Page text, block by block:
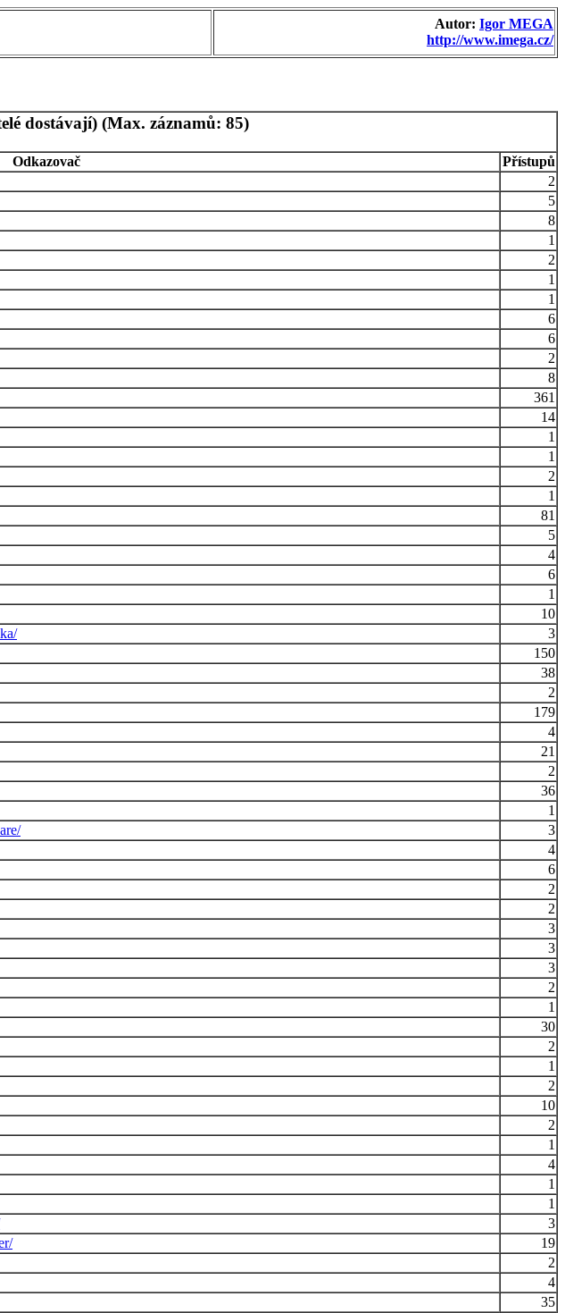
Autor: Igor MEGA
http://www.imega.cz/
dostávají) (Max. záznamů: 85)
Odkazovač
Přístupů
2
5
8
1
2
1
1
6
6
2
8
361
14
1
1
2
1
81
5
4
6
1
10
3
150
38
2
179
4
21
2
36
1
3
4
6
2
2
3
3
3
2
1
30
2
1
2
10
2
1
4
1
1
3
19
2
4
35